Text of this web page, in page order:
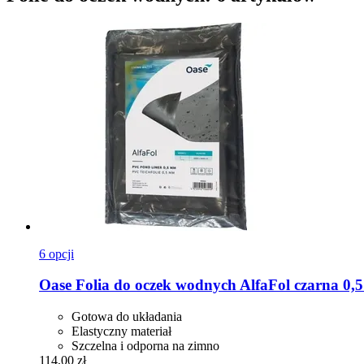
6 opcji
Oase Folia do oczek wodnych AlfaFol czarna
Gotowa do układania
Elastyczny materiał
Szczelna i odporna na zimno
114,00 zł